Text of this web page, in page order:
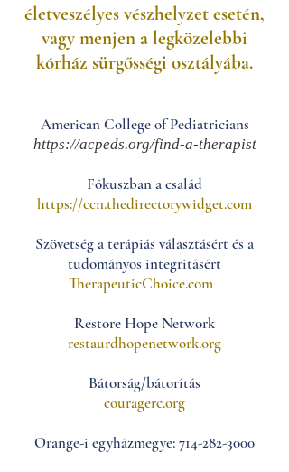
életveszélyes vészhelyzet esetén,
vagy menjen a legközelebbi
kórház sürgősségi osztályába.
American College of Pediatricians
https://acpeds.org/find-a-therapist
Fókuszban a család
https://ccn.thedirectorywidget.com
Szövetség a terápiás választásért és a
tudományos integritásért
TherapeuticChoice.com
Restore Hope Network
restaurdhopenetwork.org
Bátorság/bátorítás
couragerc.org
Orange-i egyházmegye: 714-282-3000